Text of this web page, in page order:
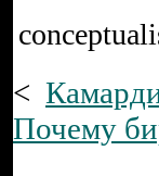
<
Почему